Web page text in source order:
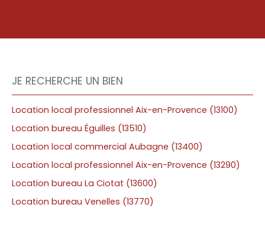
JE RECHERCHE UN BIEN
Location local professionnel Aix-en-Provence (13100)
Location bureau Éguilles (13510)
Location local commercial Aubagne (13400)
Location local professionnel Aix-en-Provence (13290)
Location bureau La Ciotat (13600)
Location bureau Venelles (13770)